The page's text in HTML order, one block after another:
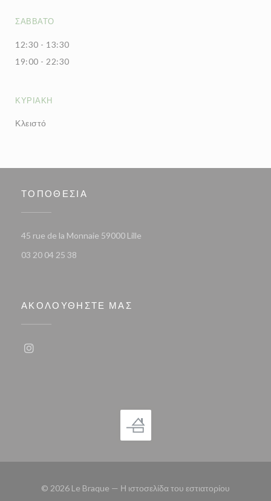
ΣΆΒΒΑΤΟ
12:30 - 13:30
19:00 - 22:30
ΚΥΡΙΑΚΉ
Κλειστό
ΤΟΠΟΘΕΣΊΑ
45 rue de la Monnaie 59000 Lille
03 20 04 25 38
ΑΚΟΛΟΥΘΉΣΤΕ ΜΑΣ
© 2026 Le Braque — Η ιστοσελίδα του εστιατορίου